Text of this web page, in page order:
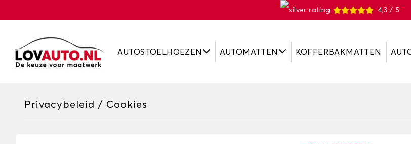
4,3 / 5
AUTOSTOELHOEZEN AUTOMATTEN KOFFERBAKMATTEN
Privacybeleid / Cookies